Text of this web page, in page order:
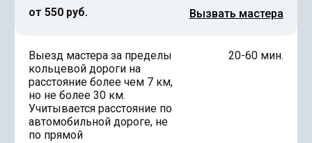
от 550 руб.
Вызвать мастера
Выезд мастера за пределы
кольцевой дороги на
расстояние более чем 7 км,
но не более 30 км.
Учитывается расстояние по
автомобильной дороге, не
по прямой
20-60 мин.